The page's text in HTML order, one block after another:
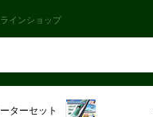
インショップ
ターセット